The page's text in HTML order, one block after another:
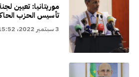
موريتانيا: تعيين
تأسيس الحزب
3 سبتمبر 2022، 15:52 مساءً